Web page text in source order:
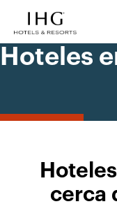
Hoteles
cerca